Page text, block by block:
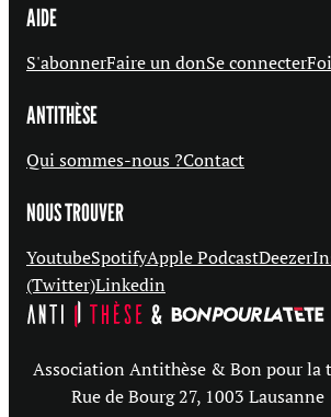
AIDE
S'abonnerFaire un donSe connecter
ANTITHÈSE
Qui sommes-nous ?Contact
NOUS TROUVER
YoutubeSpotifyApple PodcastDeezer
(Twitter)Linkedin
Association Antithèse & Bon pour la
Rue de Bourg 27, 1003 Lausanne